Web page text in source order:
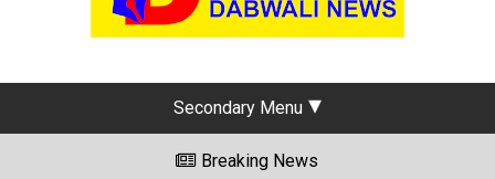
Secondary Menu
Breaking News